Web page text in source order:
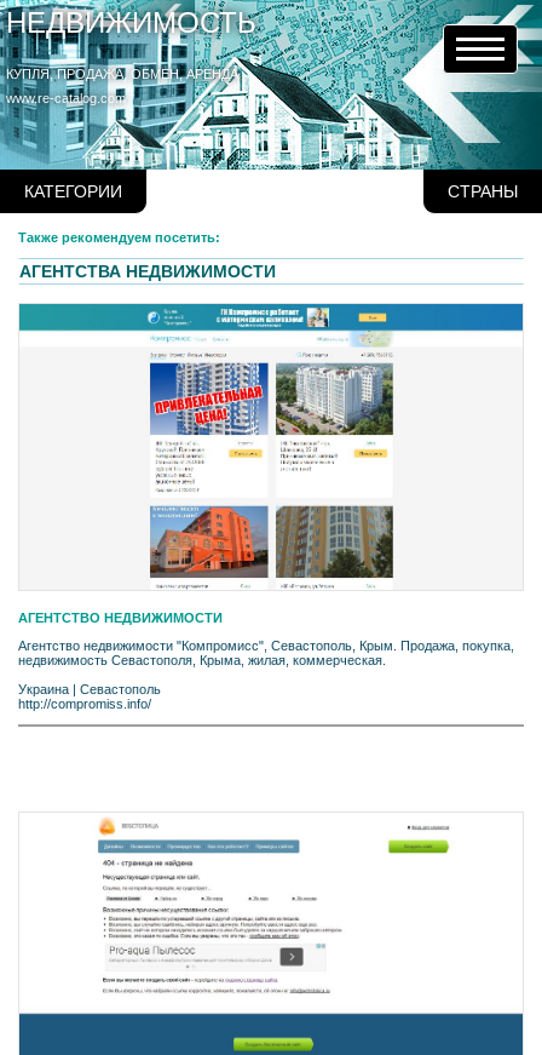
НЕДВИЖИМОСТЬ
КУПЛЯ, ПРОДАЖА, ОБМЕН, АРЕНДА
www.re-catalog.com
КАТЕГОРИИ СТРАНЫ
Также рекомендуем посетить:
АГЕНТСТВА НЕДВИЖИМОСТИ
АГЕНТСТВО НЕДВИЖИМОСТИ
Агентство недвижимости "Компромисс", Севастополь, Крым. Продажа, покупка,
недвижимость Севастополя, Крыма, жилая, коммерческая.
Украина
Севастополь
http://compromiss.info/